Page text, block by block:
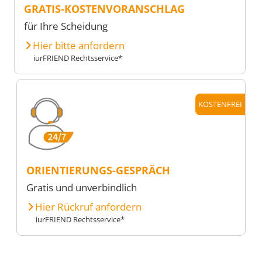
GRATIS-KOSTENVORANSCHLAG
für Ihre Scheidung
Hier bitte anfordern
iurFRIEND Rechtsservice*
KOSTENFREI
ORIENTIERUNGS-GESPRÄCH
Gratis und unverbindlich
Hier Rückruf anfordern
iurFRIEND Rechtsservice*